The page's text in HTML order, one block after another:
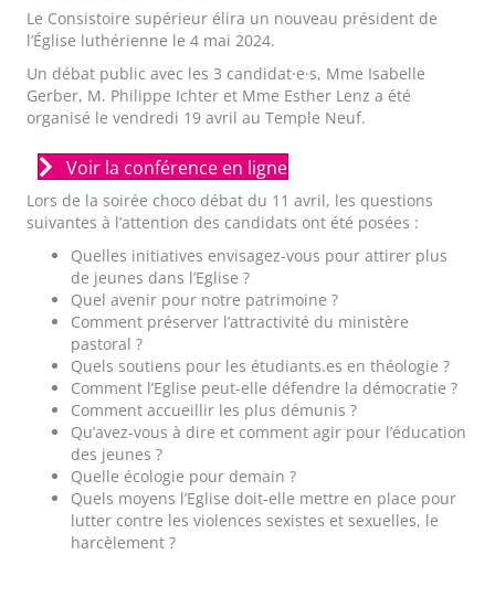
Le Consistoire supérieur élira un nouveau président de
l’Église luthérienne le 4 mai 2024.
Un débat public avec les 3 candidat·e·s, Mme Isabelle
Gerber, M. Philippe Ichter et Mme Esther Lenz a été
organisé le vendredi 19 avril au Temple Neuf.
Voir la conférence en ligne
Lors de la soirée choco débat du 11 avril, les questions
suivantes à l’attention des candidats ont été posées :
Quelles initiatives envisagez-vous pour attirer plus
de jeunes dans l’Eglise ?
Quel avenir pour notre patrimoine ?
Comment préserver l’attractivité du ministère
pastoral ?
Quels soutiens pour les étudiants.es en théologie ?
Comment l’Eglise peut-elle défendre la démocratie ?
Comment accueillir les plus démunis ?
Qu’avez-vous à dire et comment agir pour l’éducation
des jeunes ?
Quelle écologie pour demain ?
Quels moyens l’Eglise doit-elle mettre en place pour
lutter contre les violences sexistes et sexuelles, le
harcèlement ?